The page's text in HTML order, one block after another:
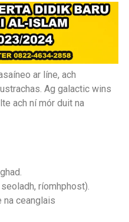
ar líne, ach
Ag galactic wins
ach ní mór duit na
ríomhphost).
na ceanglais